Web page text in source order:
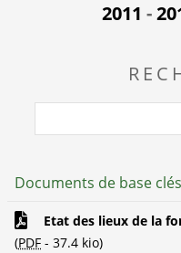
2011 -
Documents de base
Etat des lieux de la
(PDF - 37.4 kio)